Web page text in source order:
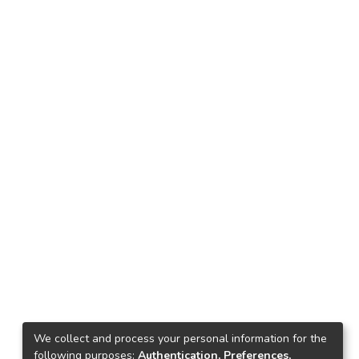
We collect and process your personal information for the
following purposes: Authentication, Preferences,